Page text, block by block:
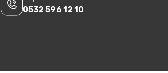
0532 596 12 10